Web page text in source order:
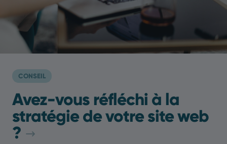
CONSEIL
Avez-vous réfléchi à la
stratégie de votre site web
?